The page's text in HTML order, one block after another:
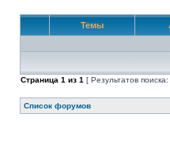
Темы
Страница 1 из 1 [ Результатов поиска:
Список форумов